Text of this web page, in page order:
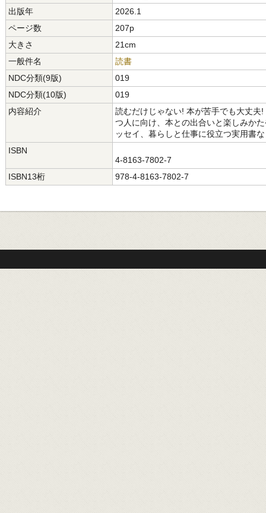
出版年
2026.1
ページ数
207p
大きさ
21cm
一般件名
読書
NDC分類(9版)
019
NDC分類(10版)
019
内容紹介
読むだけじゃない! 本が苦手でも大丈
つ人に向け、本との出合いと楽しみか
ッセイ、暮らしと仕事に役立つ実用書
ISBN
4-8163-7802-7
ISBN13桁
978-4-8163-7802-7